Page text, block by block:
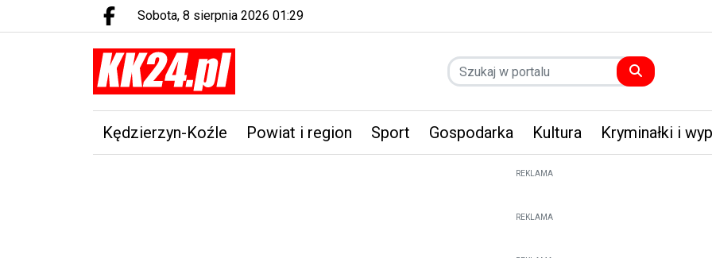
Facebook.com
sobota, 8 sierpnia 2026 01:29
Kędzierzyn-Koźle Powiat i region Sport Gospodarka Kultura Kryminałki i
REKLAMA
REKLAMA